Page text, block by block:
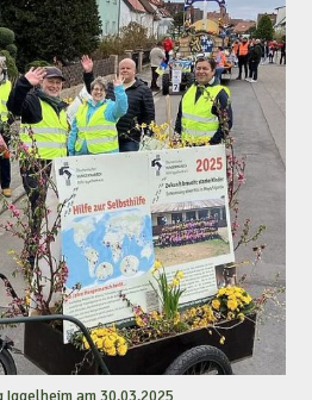
Iggelheim am 30.03.2025